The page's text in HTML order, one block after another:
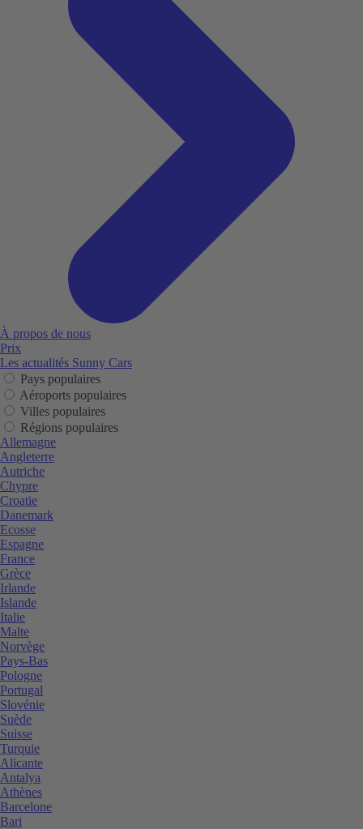
À propos de nous
Prix
Les actualités Sunny Cars
Pays populaires
Aéroports populaires
Villes populaires
Régions populaires
Allemagne
Angleterre
Autriche
Chypre
Croatie
Danemark
Ecosse
Espagne
France
Grèce
Irlande
Islande
Italie
Malte
Norvège
Pays-Bas
Pologne
Portugal
Slovénie
Suède
Suisse
Turquie
Alicante
Antalya
Athènes
Barcelone
Bari